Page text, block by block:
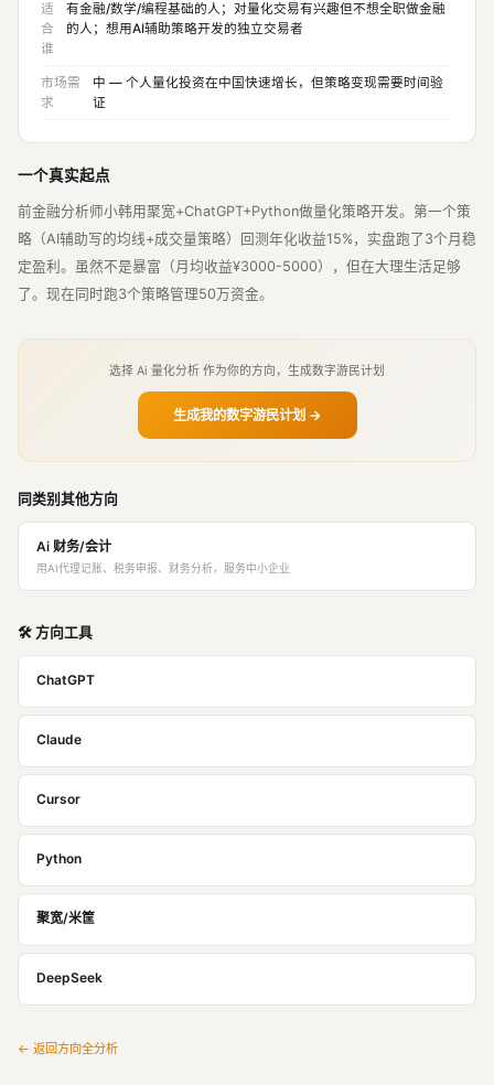
适
合
谁
有金融/数学/编程基础的人；对量化交易有兴趣但不想全职做金融
的人；想用AI辅助策略开发的独立交易者
市场需
求
中 — 个人量化投资在中国快速增长，但策略变现需要时间验
证
一个真实起点
前金融分析师小韩用聚宽+ChatGPT+Python做量化策略开发。第一个策
略（AI辅助写的均线+成交量策略）回测年化收益15%，实盘跑了3个月稳
定盈利。虽然不是暴富（月均收益¥3000-5000），但在大理生活足够
了。现在同时跑3个策略管理50万资金。
选择 Ai 量化分析 作为你的方向，生成数字游民计划
生成我的数字游民计划 →
同类别其他方向
Ai 财务/会计
用AI代理记账、税务申报、财务分析，服务中小企业
🛠️ 方向工具
ChatGPT
Claude
Cursor
Python
聚宽/米筐
DeepSeek
← 返回方向全分析